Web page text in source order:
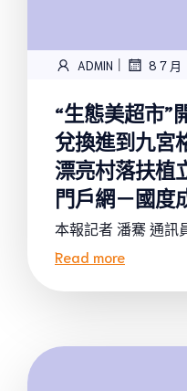
ADMIN | 8 7 月
“生態美超市”
兌換進到九宮
漂亮村落扶植
門戶網－國度
本報記者 潘騫 通訊
Read more